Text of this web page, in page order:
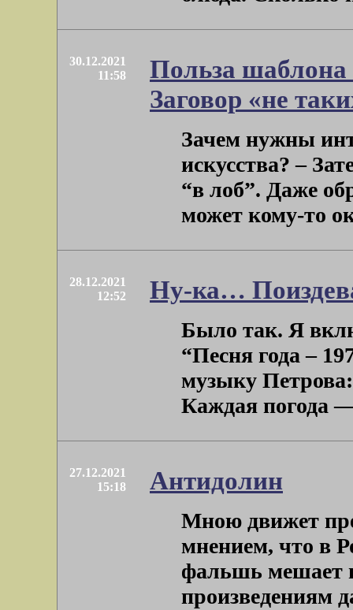
30.12.2021
11:58
Польза
Заговор «не
Зачем нужны
искусства? –
“в лоб”. Даже
может кому-то
28.12.2021
12:52
Ну-ка…
Было так. Я
“Песня года –
музыку
Каждая погода
27.12.2021
15:18
Антидолин
Мною движет
мнением, что в
фальшь мешает
произведениям